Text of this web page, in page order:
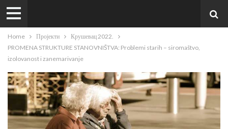
Home Пројекти
Крушевац 2022.
PROMENA STRUKTURE STANOVNIŠTVA: Problemi starih – siromaštvo,
izolovanost i zanemarivanje